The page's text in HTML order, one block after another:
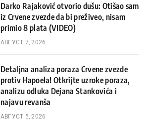
Darko Rajaković otvorio dušu: Otišao sam
iz Crvene zvezde da bi preživeo, nisam
primio 8 plata (VIDEO)
АВГУСТ 7, 2026
Detaljna analiza poraza Crvene zvezde
protiv Hapoela! Otkrijte uzroke poraza,
analizu odluka Dejana Stankovića i
najavu revanša
АВГУСТ 5, 2026